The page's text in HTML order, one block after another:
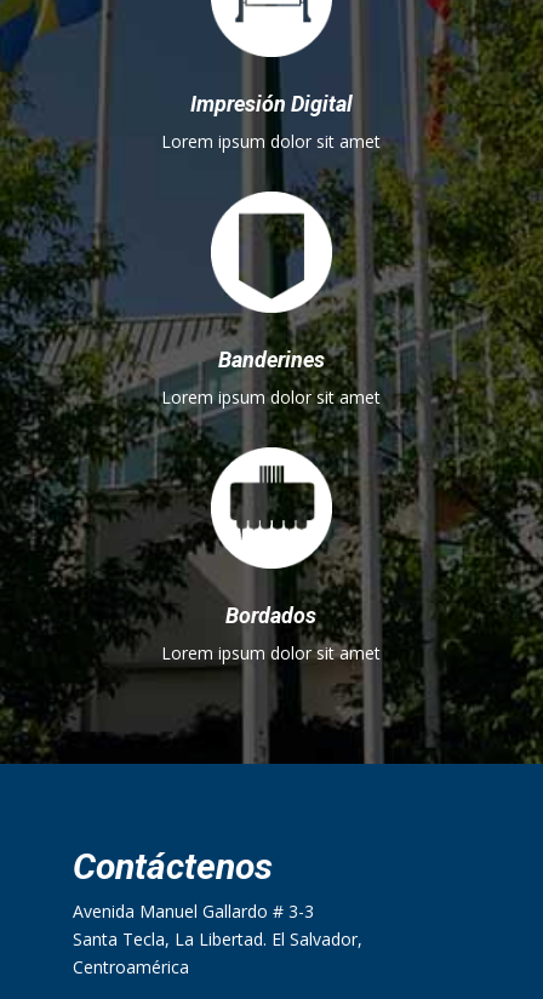
Impresión Digital
Lorem ipsum dolor sit amet
Banderines
Lorem ipsum dolor sit amet
Bordados
Lorem ipsum dolor sit amet
Contáctenos
Avenida Manuel Gallardo # 3-3
Santa Tecla, La Libertad. El Salvador,
Centroamérica